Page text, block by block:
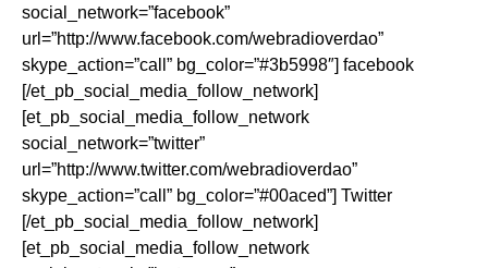
social_network=”facebook”
url=”http://www.facebook.com/webradioverdao”
skype_action=”call” bg_color=”#3b5998″] facebook
[/et_pb_social_media_follow_network]
[et_pb_social_media_follow_network
social_network=”twitter”
url=”http://www.twitter.com/webradioverdao”
skype_action=”call” bg_color=”#00aced”] Twitter
[/et_pb_social_media_follow_network]
[et_pb_social_media_follow_network